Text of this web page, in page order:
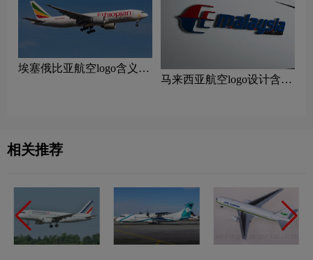
‌埃塞俄比亚航空logo含义及
马来西亚航空logo设计含义
相关推荐